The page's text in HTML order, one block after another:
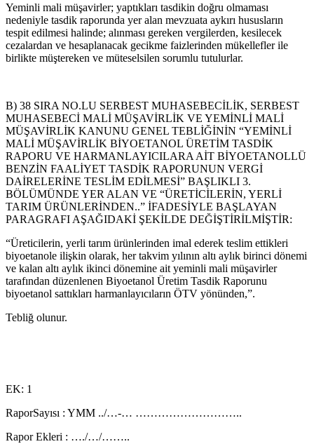
Yeminli mali müşavirler; yaptıkları tasdikin doğru olmaması
nedeniyle tasdik raporunda yer alan mevzuata aykırı hususların
tespit edilmesi halinde; alınması gereken vergilerden, kesilecek
cezalardan ve hesaplanacak gecikme faizlerinden mükellefler ile
birlikte müştereken ve müteselsilen sorumlu tutulurlar.
B) 38 SIRA NO.LU SERBEST MUHASEBECİLİK, SERBEST
MUHASEBECİ MALİ MÜŞAVİRLİK VE YEMİNLİ MALİ
MÜŞAVİRLİK KANUNU GENEL TEBLİĞİNİN “YEMİNLİ
MALİ MÜŞAVİRLİK BİYOETANOL ÜRETİM TASDİK
RAPORU VE HARMANLAYICILARA AİT BİYOETANOLLÜ
BENZİN FAALİYET TASDİK RAPORUNUN VERGİ
DAİRELERİNE TESLİM EDİLMESİ” BAŞLIKLI 3.
BÖLÜMÜNDE YER ALAN VE “ÜRETİCİLERİN, YERLİ
TARIM ÜRÜNLERİNDEN..” İFADESİYLE BAŞLAYAN
PARAGRAFI AŞAĞIDAKİ ŞEKİLDE DEĞİŞTİRİLMİŞTİR:
“Üreticilerin, yerli tarım ürünlerinden imal ederek teslim ettikleri
biyoetanole ilişkin olarak, her takvim yılının altı aylık birinci dönemi
ve kalan altı aylık ikinci dönemine ait yeminli mali müşavirler
tarafından düzenlenen Biyoetanol Üretim Tasdik Raporunu
biyoetanol sattıkları harmanlayıcıların ÖTV yönünden,”.
Tebliğ olunur.
EK: 1
RaporSayısı : YMM ../…-… ………………………..
Rapor Ekleri : …./…/……..